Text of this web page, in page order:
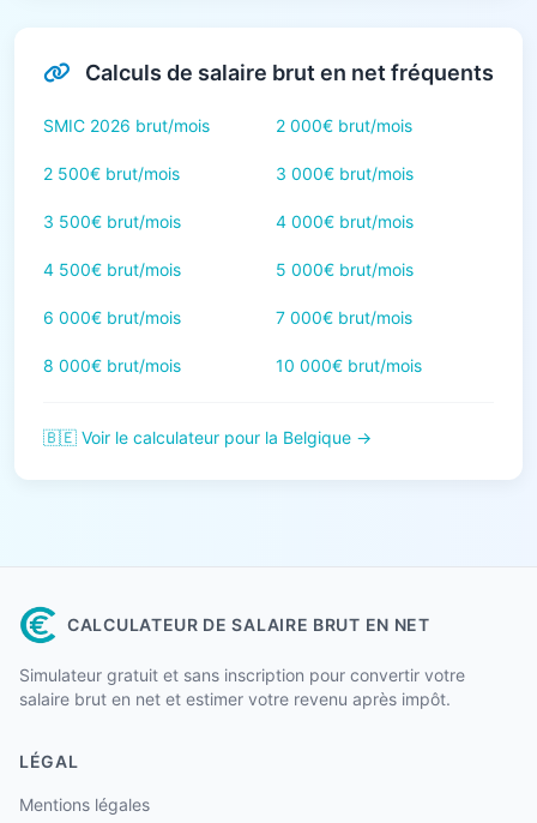
Calculs de salaire brut en net fréquents
SMIC 2026 brut/mois 2 000€ brut/mois
2 500€ brut/mois 3 000€ brut/mois
3 500€ brut/mois 4 000€ brut/mois
4 500€ brut/mois 5 000€ brut/mois
6 000€ brut/mois 7 000€ brut/mois
8 000€ brut/mois 10 000€ brut/mois
🇧🇪 Voir le calculateur pour la Belgique →
CALCULATEUR DE SALAIRE BRUT EN NET
Simulateur gratuit et sans inscription pour convertir votre
salaire brut en net et estimer votre revenu après impôt.
LÉGAL
Mentions légales